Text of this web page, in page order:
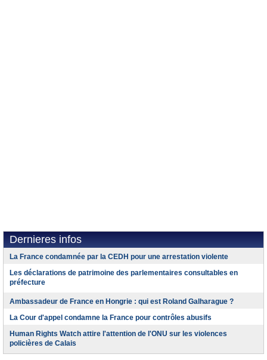
Dernieres infos
La France condamnée par la CEDH pour une arrestation violente
Les déclarations de patrimoine des parlementaires consultables en
préfecture
Ambassadeur de France en Hongrie : qui est Roland Galharague ?
La Cour d'appel condamne la France pour contrôles abusifs
Human Rights Watch attire l'attention de l'ONU sur les violences
policières de Calais